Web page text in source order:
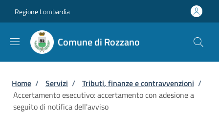
Regione Lombardia
Comune di Rozzano
Briciole di pane
Home / Servizi / Tributi, finanze e contravvenzioni /
Accertamento esecutivo: accertamento con adesione a
seguito di notifica dell'avviso